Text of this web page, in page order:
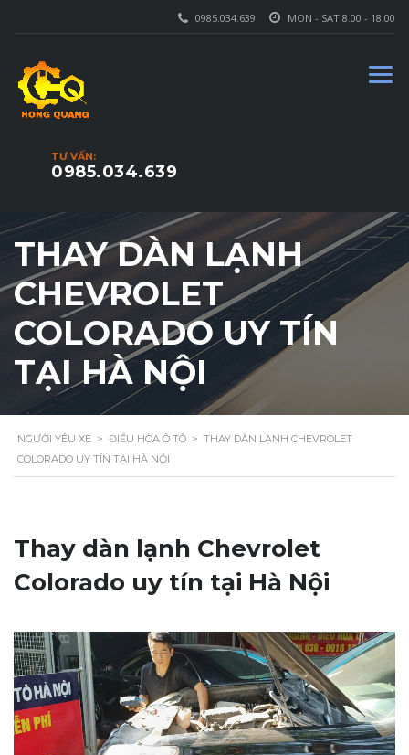
MON - SAT 8.00 - 18.00
0985.034.639
TƯ VẤN:
0985.034.639
THAY DÀN LẠNH
CHEVROLET
COLORADO UY TÍN
TẠI HÀ NỘI
NGƯỜI YÊU XE > ĐIỀU HÒA Ô TÔ > THAY DÀN LẠNH CHEVROLET
COLORADO UY TÍN TẠI HÀ NỘI
Thay dàn lạnh Chevrolet
Colorado uy tín tại Hà Nội